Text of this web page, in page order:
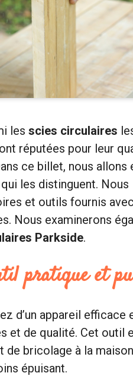
les scies circulaires
réputées pour leur
ce billet, nous allons
les distinguent. Nous
et outils fournis
Nous examinerons
Parkside.
pratique et
d’un appareil efficace
et de qualité. Cet outil
de bricolage à la
épuisant.